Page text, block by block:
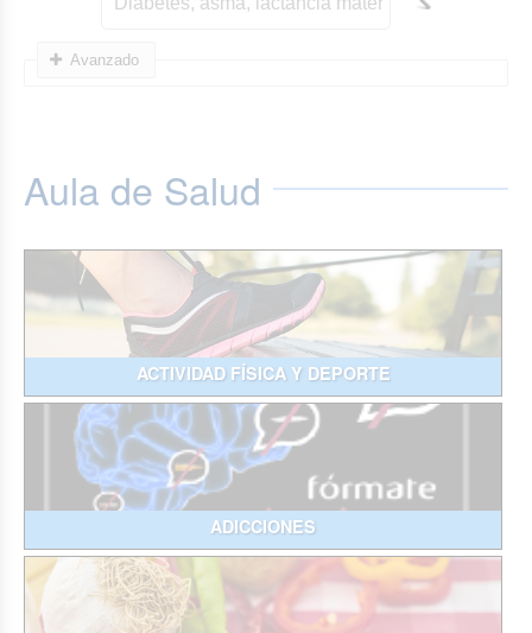
Avanzado
Aula de Salud
ACTIVIDAD FÍSICA Y DEPORTE
ADICCIONES